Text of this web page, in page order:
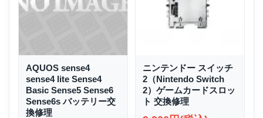
AQUOS sense4
sense4 lite Sense4
Basic Sense5 Sense6
Sense6s バッテリー交
換修理
ニンテンドー スイッチ
2（Nintendo Switch
2）ゲームカードスロッ
ト 交換修理